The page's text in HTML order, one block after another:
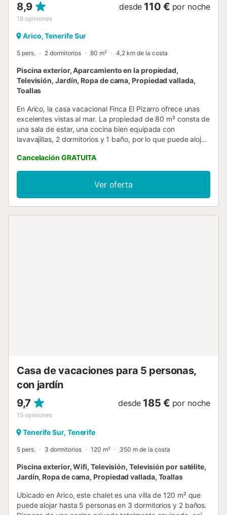
8,9
18 opiniones
desde 110 € por noche
Arico, Tenerife Sur
5 pers. 2 dormitorios 80 m² 4,2 km de la costa
Piscina exterior, Aparcamiento en la propiedad,
Televisión, Jardín, Ropa de cama, Propiedad vallada,
Toallas
En Arico, la casa vacacional Finca El Pizarro ofrece unas
excelentes vistas al mar. La propiedad de 80 m² consta de
una sala de estar, una cocina bien equipada con
lavavajillas, 2 dormitorios y 1 baño, por lo que puede alojar
ventilador, una televisión, así como libros y juguetes para
niños. También hay una cuna disponible bajo petición. La
casa de vacaciones cuenta con una zona exterior privada
con piscina, jardín, terraza descubierta y barbacoa. El
alojamiento está situado en un lugar muy tranquilo que es
Cancelación GRATUITA
Ver oferta
Casa de vacaciones para 5 personas,
con jardín
9,7
15 opiniones
desde 185 € por noche
Tenerife Sur, Tenerife
5 pers. 3 dormitorios 120 m² 350 m de la costa
Piscina exterior, Wifi, Televisión, Televisión por satélite,
Jardín, Ropa de cama, Propiedad vallada, Toallas
Ubicado en Arico, este chalet es una villa de 120 m² que
puede alojar hasta 5 personas en 3 dormitorios y 2 baños.